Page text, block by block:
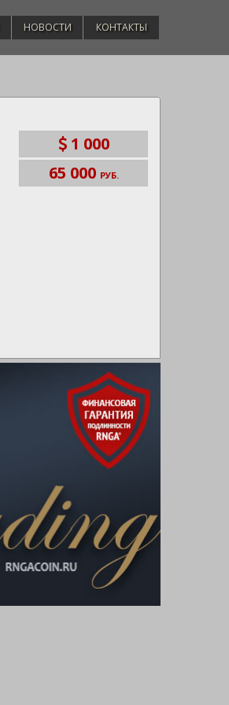
НОВОСТИ КОНТАКТЫ
1 000
65 000 РУБ.